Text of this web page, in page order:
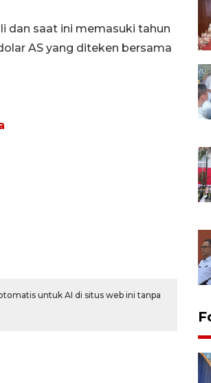
dan saat ini memasuki tahun
AS yang diteken bersama
untuk AI di situs web ini tanpa